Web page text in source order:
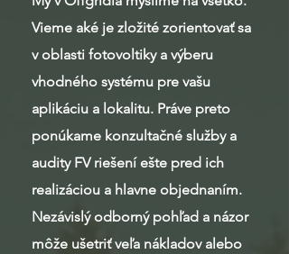
Vieme aké je zložité zorientovať sa
v oblasti fotovoltiky a výberu
vhodného systému pre vašu
aplikáciu a lokalitu. Práve preto
ponúkame konzultačné služby a
audity FV riešení ešte pred ich
realizáciou a hlavne objednaním.
Nezávislý odborný pohľad a názor
môže ušetriť veľa nákladov alebo